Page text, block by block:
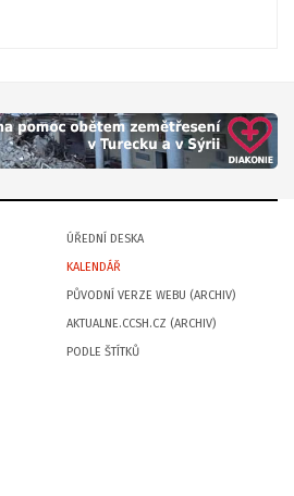
ÚŘEDNÍ DESKA
KALENDÁŘ
PŮVODNÍ VERZE WEBU (ARCHIV)
AKTUALNE.CCSH.CZ (ARCHIV)
PODLE ŠTÍTKŮ